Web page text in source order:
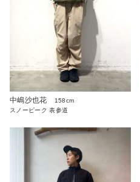
中嶋沙也花
158cm
スノーピーク 表参道